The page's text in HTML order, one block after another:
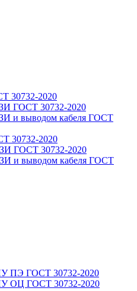
30732-2020
ГОСТ 30732-2020
и выводом кабеля ГОСТ
30732-2020
ГОСТ 30732-2020
и выводом кабеля ГОСТ
ПЭ ГОСТ 30732-2020
ОЦ ГОСТ 30732-2020